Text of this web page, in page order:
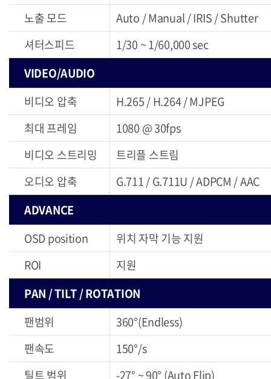
노출 모드
Auto / Manual / IRIS / Shutter
셔터스피드
1/30 ~ 1/60,000 sec
VIDEO/AUDIO
비디오 압축
H.265 / H.264 / MJPEG
최대 프레임
1080 @ 30fps
비디오 스트리밍
트리플 스트림
오디오 압축
G.711 / G.711U / ADPCM / AAC
ADVANCE
OSD position
위치 자막 기능 지원
ROI
지원
PAN / TILT / ROTATION
팬범위
360°(Endless)
팬속도
150°/s
틸트 범위
-27° ~ 90° (Auto Flip)